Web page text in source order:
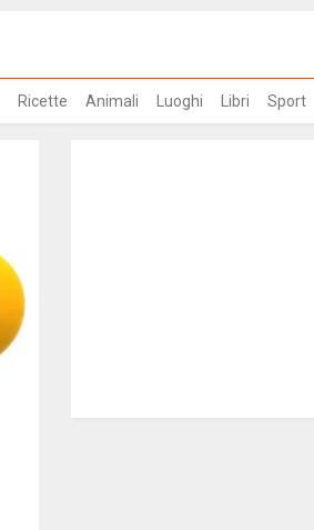
Ricette Animali Luoghi Libri Sport